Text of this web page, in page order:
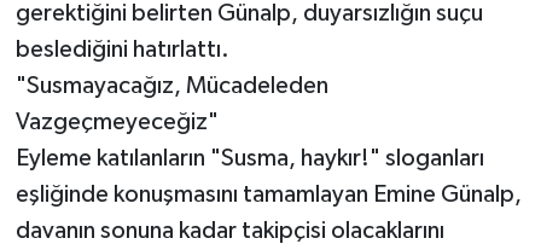
gerektiğini belirten Günalp, duyarsızlığın suçu
beslediğini hatırlattı.
"Susmayacağız, Mücadeleden
Vazgeçmeyeceğiz"
Eyleme katılanların "Susma, haykır!" sloganları
eşliğinde konuşmasını tamamlayan Emine Günalp,
davanın sonuna kadar takipçisi olacaklarını